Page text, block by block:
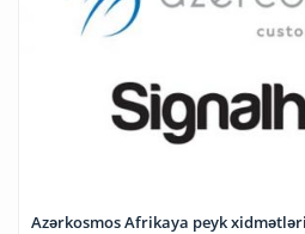
Azərkosmos Afrikaya peyk